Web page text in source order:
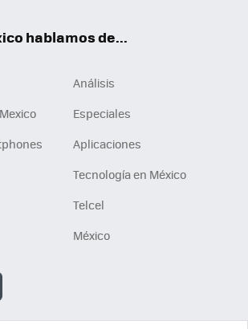
hablamos de...
Análisis
Especiales
Aplicaciones
Tecnología en México
Telcel
México